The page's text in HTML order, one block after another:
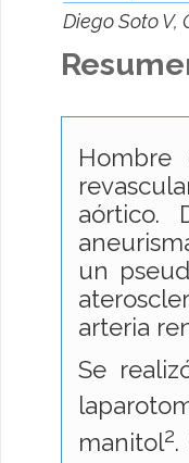
Diego Soto V,
aórtico.
un
arteria
Se
manitol2.